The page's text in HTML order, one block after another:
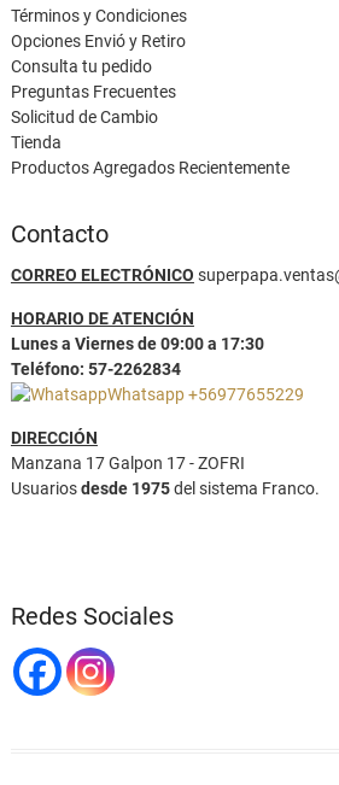
Términos y Condiciones
Opciones Envió y Retiro
Consulta tu pedido
Preguntas Frecuentes
Solicitud de Cambio
Tienda
Productos Agregados Recientemente
Contacto
CORREO ELECTRÓNICO
HORARIO DE ATENCIÓN
Lunes a Viernes de 09:00 a 17:30
Teléfono: 57-2262834
Whatsapp +56977655229
DIRECCIÓN
Manzana 17 Galpon 17 - ZOFRI
Usuariosdesde 1975del sistema Franco.
Redes Sociales